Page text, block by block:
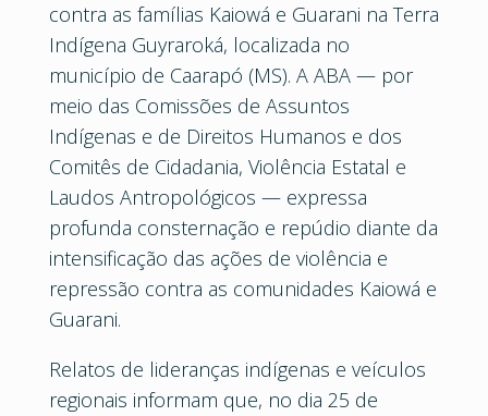
contra as famílias Kaiowá e Guarani na Terra
Indígena Guyraroká, localizada no
município de Caarapó (MS). A ABA — por
meio das Comissões de Assuntos
Indígenas e de Direitos Humanos e dos
Comitês de Cidadania, Violência Estatal e
Laudos Antropológicos — expressa
profunda consternação e repúdio diante da
intensificação das ações de violência e
repressão contra as comunidades Kaiowá e
Guarani.
Relatos de lideranças indígenas e veículos
regionais informam que, no dia 25 de